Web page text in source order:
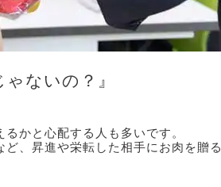
ないの？』
かと心配する人も多いです。
、昇進や栄転した相手にお肉を贈